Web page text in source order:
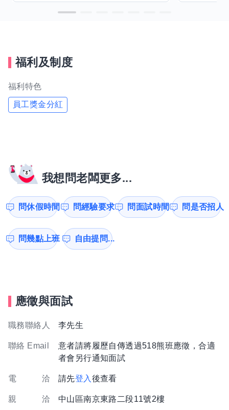
福利及制度
福利特色
員工獎金分紅
我想問老闆更多...
問休假時間 問經驗要求 問面試時間 問是否招人
問幾點上班 自由提問...
應徵與面試
職務聯絡人 李先生
聯絡 Email
意者請將履歷自傳透過518熊班應徵，合適
者會另行通知面試
電 洽 請先登入 後查看
親 洽 中山區南京東路二段11號2樓